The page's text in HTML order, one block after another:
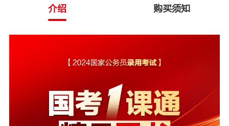
介绍 购买须知